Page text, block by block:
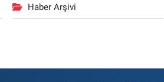
Haber Arşivi